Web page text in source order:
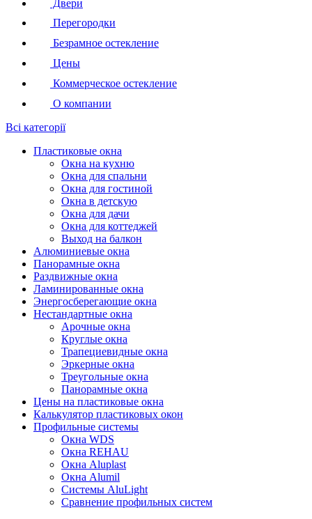
Двери
Перегородки
Безрамное остекление
Цены
Коммерческое остекление
О компании
Всі категорії
Пластиковые окна
Окна на кухню
Окна для спальни
Окна для гостиной
Окна в детскую
Окна для дачи
Окна для коттеджей
Выход на балкон
Алюминиевые окна
Панорамные окна
Раздвижные окна
Ламинированные окна
Энергосберегающие окна
Нестандартные окна
Арочные окна
Круглые окна
Трапециевидные окна
Эркерные окна
Треугольные окна
Панорамные окна
Цены на пластиковые окна
Калькулятор пластиковых окон
Профильные системы
Окна WDS
Окна REHAU
Окна Aluplast
Окна Alumil
Системы AluLight
Сравнение профильных систем